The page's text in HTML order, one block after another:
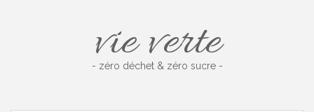
vie verte
- zéro déchet & zéro sucre -